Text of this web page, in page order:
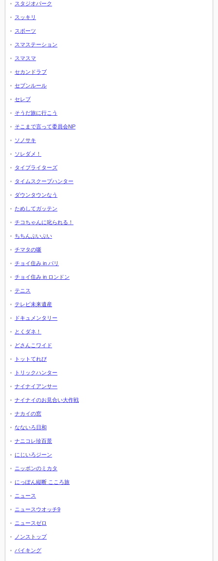
スタジオパーク
スッキリ
スポーツ
スマステーション
スマスマ
セカンドラブ
セブンルール
セレブ
そうだ旅に行こう
そこまで言って委員会NP
ソノサキ
ソレダメ！
タイプライターズ
タイムスクープハンター
ダウンタウンなう
ためしてガッテン
チコちゃんに叱られる！
ちちんぷいぷい
チマタの噺
チョイ住み in パリ
チョイ住み in ロンドン
テニス
テレビ未来遺産
ドキュメンタリー
とくダネ！
どさんこワイド
トットてれび
トリックハンター
ナイナイアンサー
ナイナイのお見合い大作戦
ナカイの窓
なないろ日和
ナニコレ珍百景
にじいろジーン
ニッポンのミカタ
にっぽん縦断 こころ旅
ニュース
ニュースウオッチ9
ニュースゼロ
ノンストップ
バイキング